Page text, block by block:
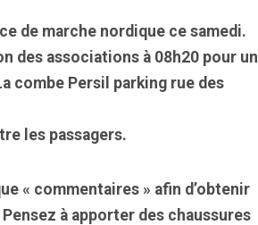
de marche nordique ce samedi.
des associations à 08h20 pour un
combe Persil parking rue des
les passagers.
« commentaires » afin d’obtenir
à apporter des chaussures